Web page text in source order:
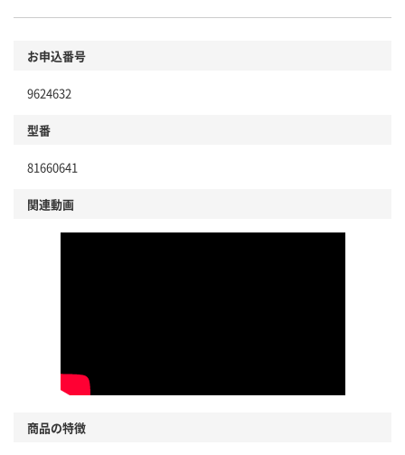
お申込番号
9624632
型番
81660641
関連動画
商品の特徴